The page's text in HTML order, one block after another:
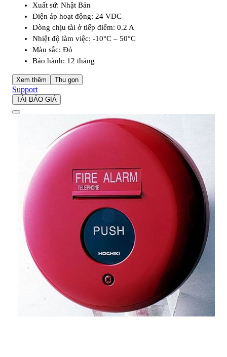
Xuất sứ: Nhật Bản
Điện áp hoạt động: 24 VDC
Dòng chịu tài ở tiếp điểm: 0.2 A
Nhiệt độ làm việc: -10°C – 50°C
Màu sắc: Đỏ
Bảo hành: 12 tháng
Xem thêm Thu gọn
Support
TẢI BÁO GIÁ